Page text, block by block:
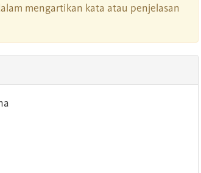
mengartikan kata atau penjelasan